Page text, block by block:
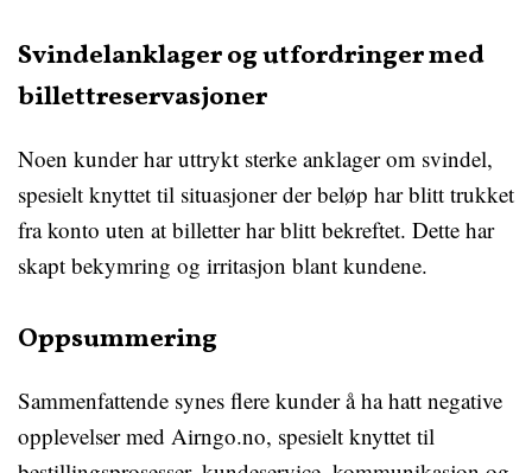
Svindelanklager og utfordringer med
billettreservasjoner
Noen kunder har uttrykt sterke anklager om svindel,
spesielt knyttet til situasjoner der beløp har blitt trukket
fra konto uten at billetter har blitt bekreftet. Dette har
skapt bekymring og irritasjon blant kundene.
Oppsummering
Sammenfattende synes flere kunder å ha hatt negative
opplevelser med Airngo.no, spesielt knyttet til